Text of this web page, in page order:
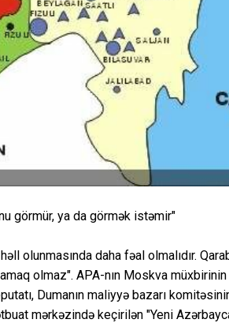
görmür, ya da görmək istəmir"
olunmasında daha fəal olmalıdır.
olmaz". APA-nın Moskva
Dumanın maliyyə bazarı
mərkəzində keçirilən "Yeni